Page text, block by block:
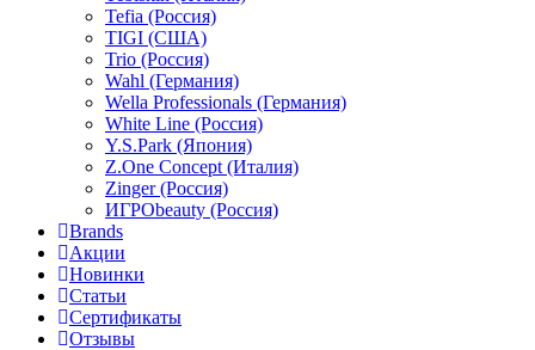
Tefia (Россия)
TIGI (США)
Trio (Россия)
Wahl (Германия)
Wella Professionals (Германия)
White Line (Россия)
Y.S.Park (Япония)
Z.One Concept (Италия)
Zinger (Россия)
ИГРОbeauty (Россия)
Brands
Акции
Новинки
Статьи
Сертификаты
Отзывы